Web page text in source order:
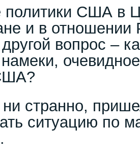
США в
и в отношении
вопрос –
ни странно,
ситуацию по